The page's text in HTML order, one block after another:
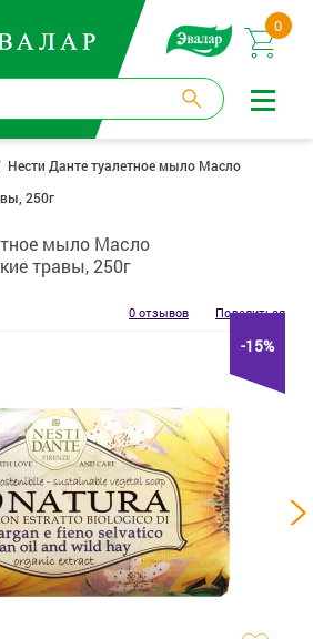
0
не выбран,изменить
назначения
Нести Данте туалетное мыло Масло
250г
мыло Масло
травы, 250г
0 отзывов Поделиться
-15%